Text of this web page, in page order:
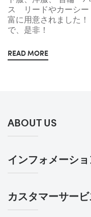
ス リードやカーシー
富に用意されました！
で、是非！
READ MORE
ABOUT US
インフォメーシ
カスタマーサー